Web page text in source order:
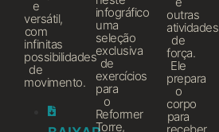
e
versátil,
com
infinitas
possibilidades
de
movimento.
infográfico
uma
seleção
exclusiva
de
exercícios
para
o
Reformer
Torre,
outras
atividades
de
força.
Ele
prepara
o
corpo
para
receber